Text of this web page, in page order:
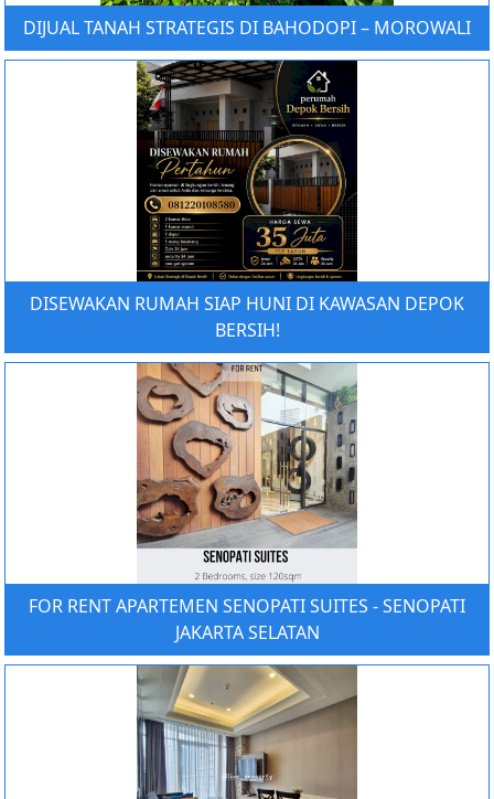
DIJUAL TANAH STRATEGIS DI BAHODOPI – MOROWALI
DISEWAKAN RUMAH SIAP HUNI DI KAWASAN DEPOK
BERSIH!
FOR RENT APARTEMEN SENOPATI SUITES - SENOPATI
JAKARTA SELATAN